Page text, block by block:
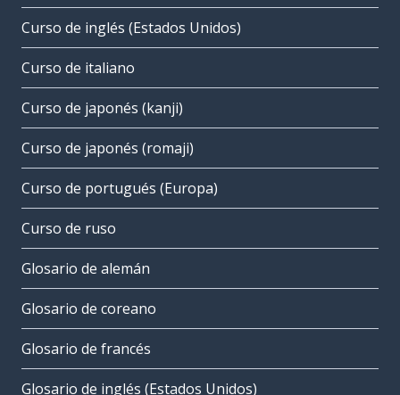
Curso de inglés (Estados Unidos)
Curso de italiano
Curso de japonés (kanji)
Curso de japonés (romaji)
Curso de portugués (Europa)
Curso de ruso
Glosario de alemán
Glosario de coreano
Glosario de francés
Glosario de inglés (Estados Unidos)